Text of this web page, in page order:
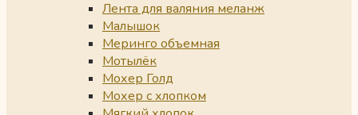
Лента для валяния меланж
Малышок
Меринго объемная
Мотылёк
Мохер Голд
Мохер с хлопком